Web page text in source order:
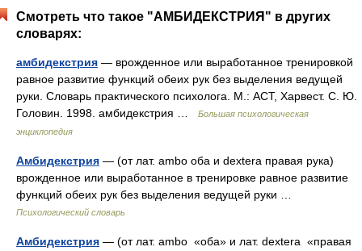
Смотреть что такое "АМБИДЕКСТРИЯ" в других
словарях:
амбидекстрия — врожденное или выработанное тренировкой
равное развитие функций обеих рук без выделения ведущей
руки. Словарь практического психолога. М.: АСТ, Харвест. С. Ю.
Головин. 1998. амбидекстрия …
Большая психологическая
энциклопедия
Амбидекстрия — (от лат. ambo оба и dextera правая рука)
врожденное или выработанное в тренировке равное развитие
функций обеих рук без выделения ведущей руки …
Психологический словарь
Амбидекстрия — (от лат. ambo «оба» и лат. dextera «правая